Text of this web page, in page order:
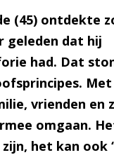
(45) ontdekte
geleden dat hij
had. Dat
Met
vrienden en
omgaan.
het kan ook